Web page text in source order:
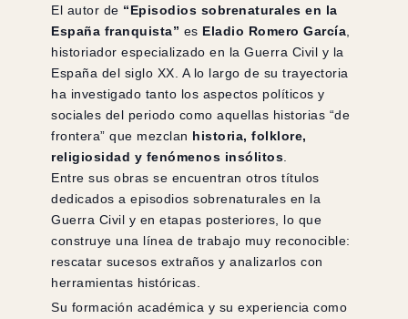
El autor de “Episodios sobrenaturales en la
España franquista” es Eladio Romero García
historiador especializado en la Guerra Civil y la
España del siglo XX. A lo largo de su trayectoria
ha investigado tanto los aspectos políticos y
sociales del periodo como aquellas historias “de
frontera” que mezclan historia, folklore,
religiosidad y fenómenos insólitos
Entre sus obras se encuentran otros títulos
dedicados a episodios sobrenaturales en la
Guerra Civil y en etapas posteriores, lo que
construye una línea de trabajo muy reconocible:
rescatar sucesos extraños y analizarlos con
herramientas históricas.
Su formación académica y su experiencia como